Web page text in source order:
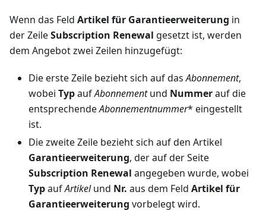
Wenn das Feld Artikel für Garantieerweiterung in
der ZeileSubscription Renewal gesetzt ist, werden
dem Angebot zwei Zeilen hinzugefügt:
Die erste Zeile bezieht sich auf dasAbonnement,
wobei TypaufAbonnementund Nummerauf die
entsprechendeAbonnementnummer* eingestellt
ist.
Die zweite Zeile bezieht sich auf den Artikel
Garantieerweiterung, der auf der Seite
Subscription Renewal angegeben wurde, wobei
TypaufArtikelund Nr. aus dem Feld Artikel für
Garantieerweiterung vorbelegt wird.